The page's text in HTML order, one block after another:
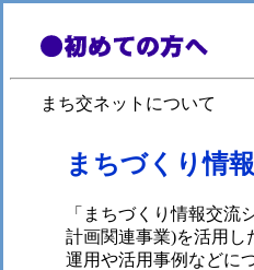
まち交ネットについて
まちづくり情
「まちづくり情報交
計画関連事業)を活用し
運用や活用事例などに